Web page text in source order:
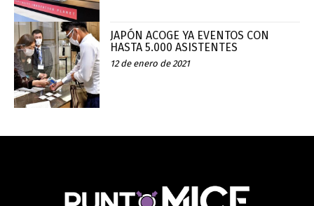
JAPÓN ACOGE YA EVENTOS CON
HASTA 5.000 ASISTENTES
12 de enero de 2021